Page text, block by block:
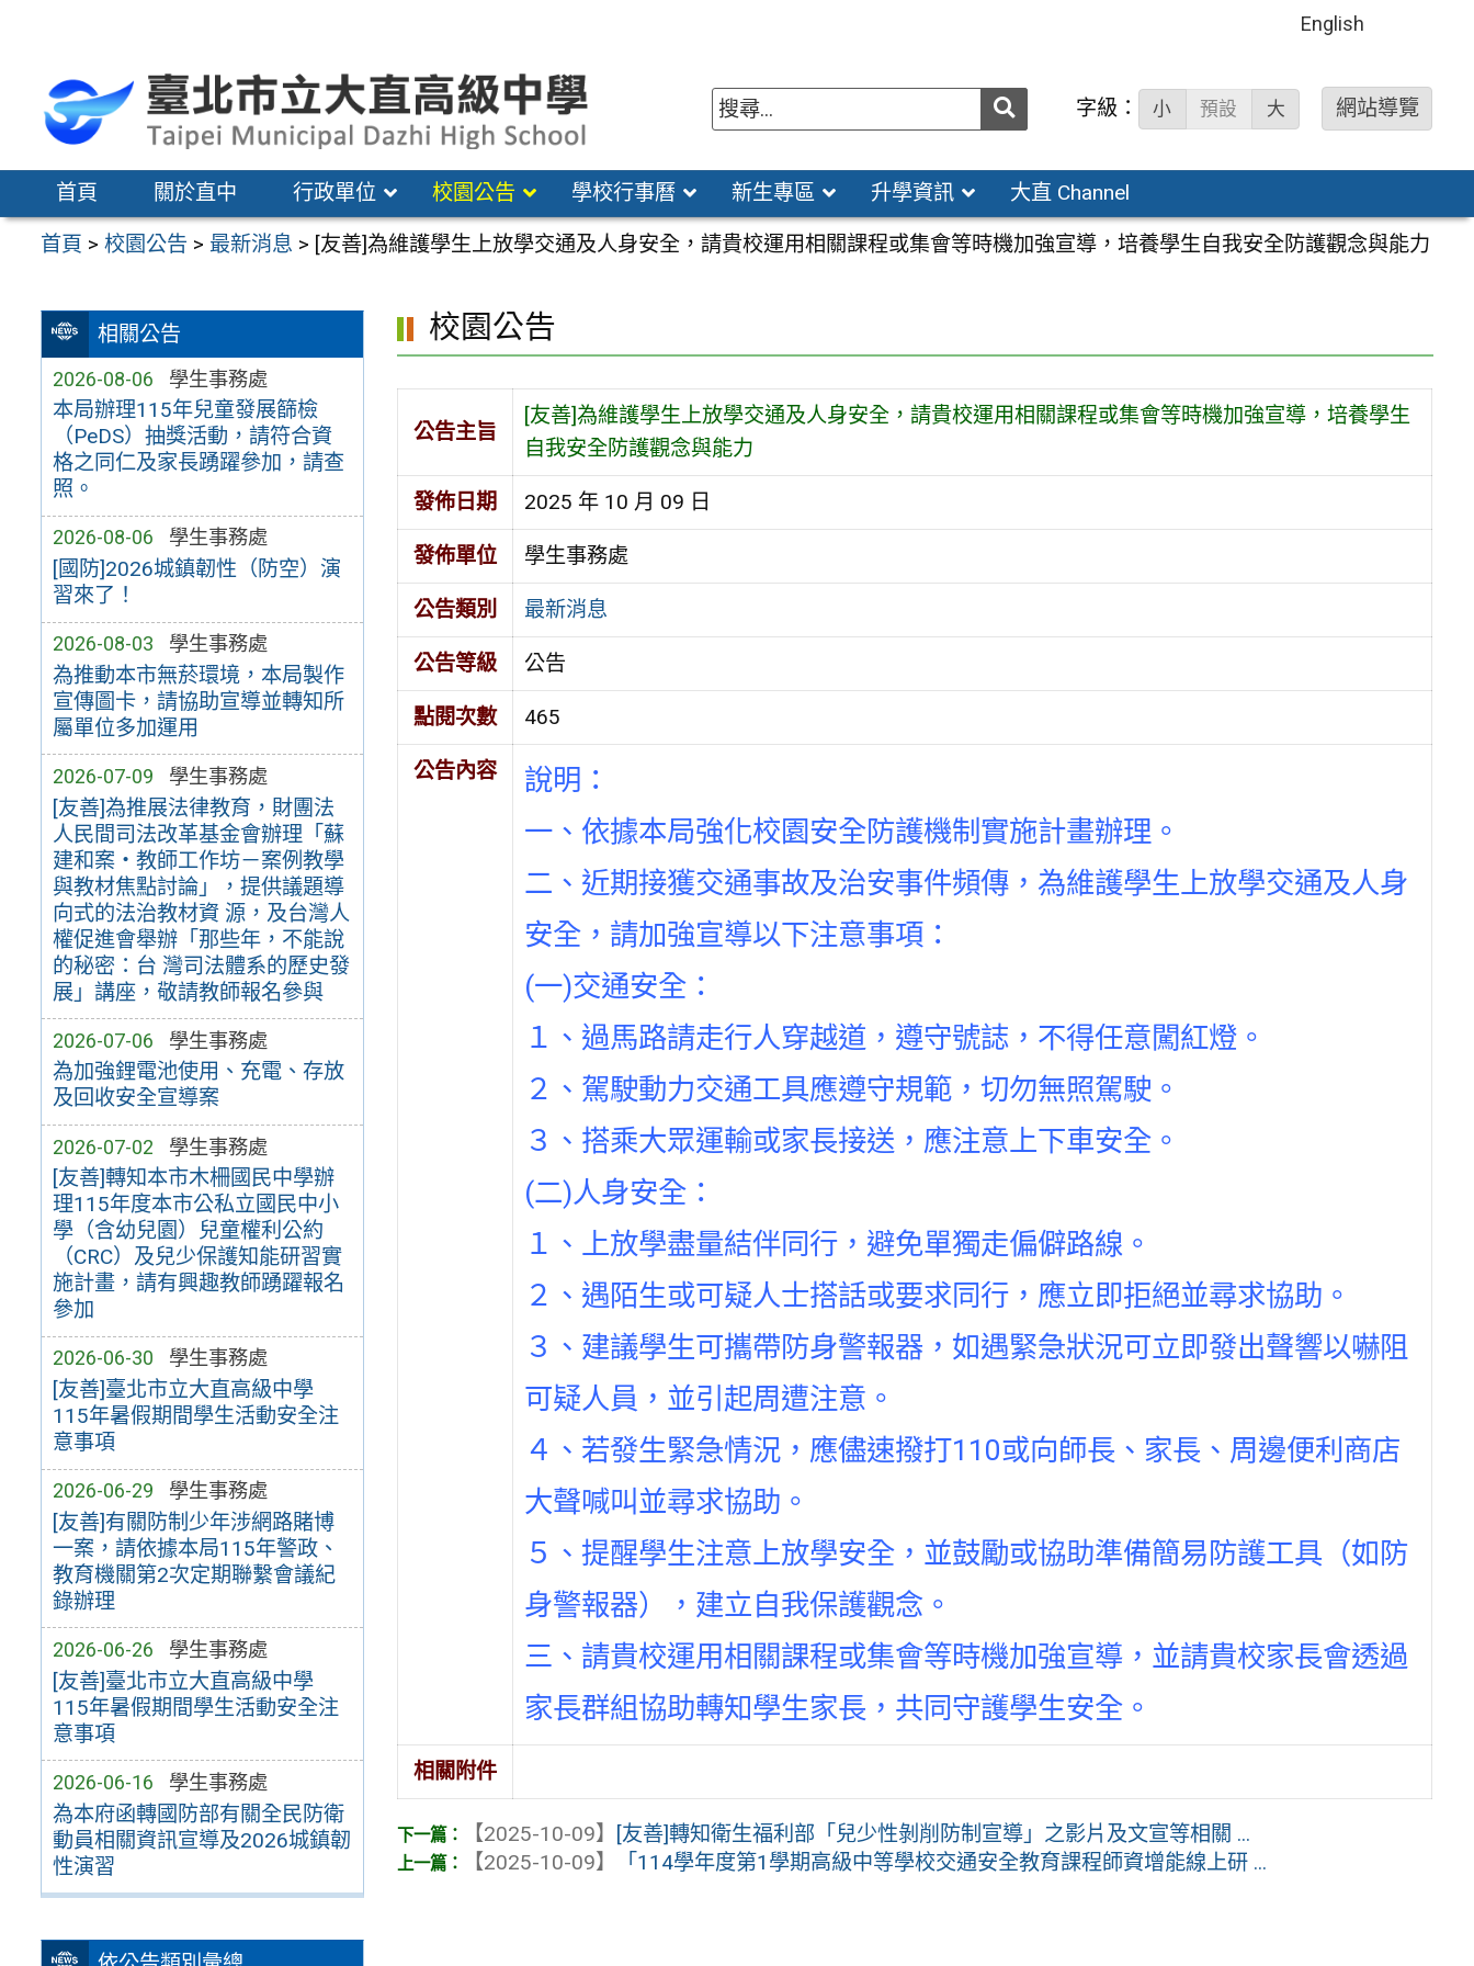
區
English
送出 字級： 小 預設 大 網站導覽
首頁 關於直中 行政單位 校園公告 學校行事曆 新生專區 升學資訊 大直 Channel
首頁 >校園公告 > 最新消息 > [友善]為維護學生上放學交通及人身安全，請貴校運用相關課程或集會等時機加強宣導，培養學生自我安全防護觀念與能力
相關公告
2026-08-06 學生事務處
本局辦理115年兒童發展篩檢
（PeDS）抽獎活動，請符合資
格之同仁及家長踴躍參加，請查
照。
2026-08-06 學生事務處
[國防]2026城鎮韌性（防空）演
習來了！
2026-08-03 學生事務處
為推動本市無菸環境，本局製作
宣傳圖卡，請協助宣導並轉知所
屬單位多加運用
2026-07-09 學生事務處
[友善]為推展法律教育，財團法
人民間司法改革基金會辦理「蘇
建和案・教師工作坊－案例教學
與教材焦點討論」，提供議題導
向式的法治教材資 源，及台灣人
權促進會舉辦「那些年，不能說
的秘密：台 灣司法體系的歷史發
展」講座，敬請教師報名參與
2026-07-06 學生事務處
為加強鋰電池使用、充電、存放
及回收安全宣導案
2026-07-02 學生事務處
[友善]轉知本市木柵國民中學辦
理115年度本市公私立國民中小
學（含幼兒園）兒童權利公約
（CRC）及兒少保護知能研習實
施計畫，請有興趣教師踴躍報名
參加
2026-06-30 學生事務處
[友善]臺北市立大直高級中學
115年暑假期間學生活動安全注
意事項
2026-06-29 學生事務處
[友善]有關防制少年涉網路賭博
一案，請依據本局115年警政、
教育機關第2次定期聯繫會議紀
錄辦理
2026-06-26 學生事務處
[友善]臺北市立大直高級中學
115年暑假期間學生活動安全注
意事項
2026-06-16 學生事務處
為本府函轉國防部有關全民防衛
動員相關資訊宣導及2026城鎮韌
性演習
校園公告
公告主旨
[友善]為維護學生上放學交通及人身安全，請貴校運用相關課程或集會等時機加強宣導，培養學生
自我安全防護觀念與能力
發佈日期 2025 年 10 月 09 日
發佈單位 學生事務處
公告類別 最新消息
公告等級 公告
點閱次數 465
公告內容
說明：
一、依據本局強化校園安全防護機制實施計畫辦理。
二、近期接獲交通事故及治安事件頻傳，為維護學生上放學交通及人身
安全，請加強宣導以下注意事項：
(一)交通安全：
１、過馬路請走行人穿越道，遵守號誌，不得任意闖紅燈。
２、駕駛動力交通工具應遵守規範，切勿無照駕駛。
３、搭乘大眾運輸或家長接送，應注意上下車安全。
(二)人身安全：
１、上放學盡量結伴同行，避免單獨走偏僻路線。
２、遇陌生或可疑人士搭話或要求同行，應立即拒絕並尋求協助。
３、建議學生可攜帶防身警報器，如遇緊急狀況可立即發出聲響以嚇阻
可疑人員，並引起周遭注意。
４、若發生緊急情況，應儘速撥打110或向師長、家長、周邊便利商店
大聲喊叫並尋求協助。
５、提醒學生注意上放學安全，並鼓勵或協助準備簡易防護工具（如防
身警報器），建立自我保護觀念。
三、請貴校運用相關課程或集會等時機加強宣導，並請貴校家長會透過
家長群組協助轉知學生家長，共同守護學生安全。
相關附件
【2025-10-09】 [友善]轉知衛生福利部「兒少性剝削防制宣導」之影片及文宣等相關 ...
【2025-10-09】
「114學年度第1學期高級中等學校交通安全教育課程師資增能線上研 ...